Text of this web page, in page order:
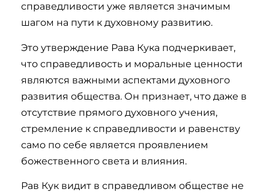
справедливости уже является значимым
шагом на пути к духовному развитию.
Это утверждение Рава Кука подчеркивает,
что справедливость и моральные ценности
являются важными аспектами духовного
развития общества. Он признает, что даже в
отсутствие прямого духовного учения,
стремление к справедливости и равенству
само по себе является проявлением
божественного света и влияния.
Рав Кук видит в справедливом обществе не